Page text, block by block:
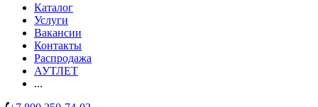
Каталог
Услуги
Вакансии
Контакты
Распродажа
АУТЛЕТ
...